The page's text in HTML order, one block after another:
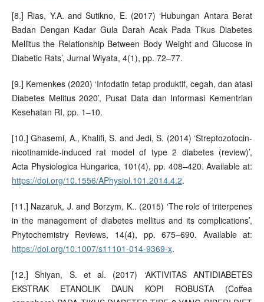
[8.] Rias, Y.A. and Sutikno, E. (2017) ‘Hubungan Antara Berat
Badan Dengan Kadar Gula Darah Acak Pada Tikus Diabetes
Mellitus the Relationship Between Body Weight and Glucose in
Diabetic Rats’, Jurnal Wiyata, 4(1), pp. 72–77.
[9.] Kemenkes (2020) ‘Infodatin tetap produktif, cegah, dan atasi
Diabetes Melitus 2020’, Pusat Data dan Informasi Kementrian
Kesehatan RI, pp. 1–10.
[10.] Ghasemi, A., Khalifi, S. and Jedi, S. (2014) ‘Streptozotocin-
nicotinamide-induced rat model of type 2 diabetes (review)’,
Acta Physiologica Hungarica, 101(4), pp. 408–420. Available at:
https://doi.org/10.1556/APhysiol.101.2014.4.2.
[11.] Nazaruk, J. and Borzym, K.. (2015) ‘The role of triterpenes
in the management of diabetes mellitus and its complications’,
Phytochemistry Reviews, 14(4), pp. 675–690. Available at:
https://doi.org/10.1007/s11101-014-9369-x.
[12.] Shiyan, S. et al. (2017) ‘AKTIVITAS ANTIDIABETES
EKSTRAK ETANOLIK DAUN KOPI ROBUSTA (Coffea